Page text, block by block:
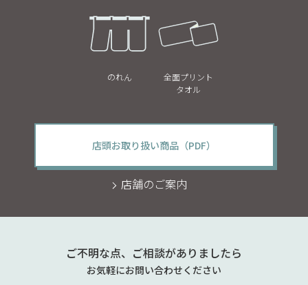
のれん
全面プリント
タオル
店頭お取り扱い商品（PDF）
店舗のご案内
ご不明な点、ご相談がありましたら
お気軽にお問い合わせください